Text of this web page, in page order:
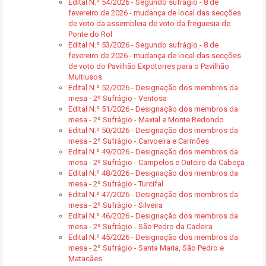
Edital N.º 54/2026 - Segundo sufrágio - 8 de
fevereiro de 2026 - mudança de local das secções
de voto da assembleia de voto da freguesia de
Ponte do Rol
Edital N.º 53/2026 - Segundo sufrágio - 8 de
fevereiro de 2026 - mudança de local das secções
de voto do Pavilhão Expotorres para o Pavilhão
Multiusos
Edital N.º 52/2026 - Designação dos membros da
mesa - 2º Sufrágio - Ventosa
Edital N.º 51/2026 - Designação dos membros da
mesa - 2º Sufrágio - Maxial e Monte Redondo
Edital N.º 50/2026 - Designação dos membros da
mesa - 2º Sufrágio - Carvoeira e Carmões
Edital N.º 49/2026 - Designação dos membros da
mesa - 2º Sufrágio - Campelos e Outeiro da Cabeça
Edital N.º 48/2026 - Designação dos membros da
mesa - 2º Sufrágio - Turcifal
Edital N.º 47/2026 - Designação dos membros da
mesa - 2º Sufrágio - Silveira
Edital N.º 46/2026 - Designação dos membros da
mesa - 2º Sufrágio - São Pedro da Cadeira
Edital N.º 45/2026 - Designação dos membros da
mesa - 2º Sufrágio - Santa Maria, São Pedro e
Matacães